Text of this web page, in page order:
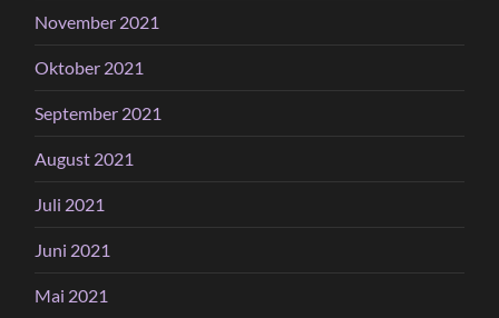
November 2021
Oktober 2021
September 2021
August 2021
Juli 2021
Juni 2021
Mai 2021